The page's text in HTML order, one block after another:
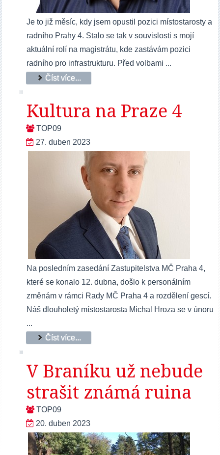
Je to již měsíc, kdy jsem opustil pozici místostarosty a
radního Prahy 4. Stalo se tak v souvislosti s mojí
aktuální rolí na magistrátu, kde zastávám pozici
radního pro infrastrukturu. Před volbami ...
Číst více...
Kultura na Praze 4
TOP09
27. duben 2023
Na posledním zasedání Zastupitelstva MČ Praha 4,
které se konalo 12. dubna, došlo k personálním
změnám v rámci Rady MČ Praha 4 a rozdělení gescí.
Náš dlouholetý místostarosta Michal Hroza se v únoru
...
Číst více...
V Braníku už nebude
strašit známá ruina
TOP09
20. duben 2023